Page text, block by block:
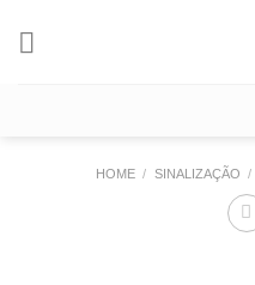
HOME / SINALIZAÇÃO /